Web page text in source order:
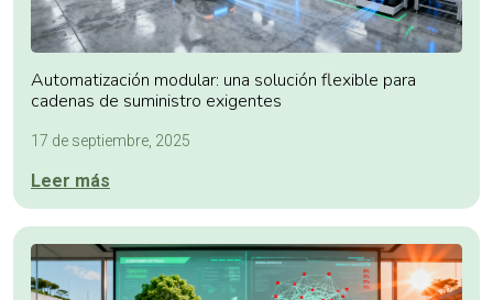
Automatización modular: una solución flexible para
cadenas de suministro exigentes
17 de septiembre, 2025
Leer más